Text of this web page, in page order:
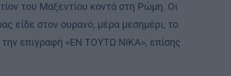
του Μαξεντίου κοντά στη Ρώμη. Οι
είδε στον ουρανό, μέρα μεσημέρι, το
την επιγραφή «ΕΝ ΤΟΥΤΩ ΝΙΚΑ», επίσης